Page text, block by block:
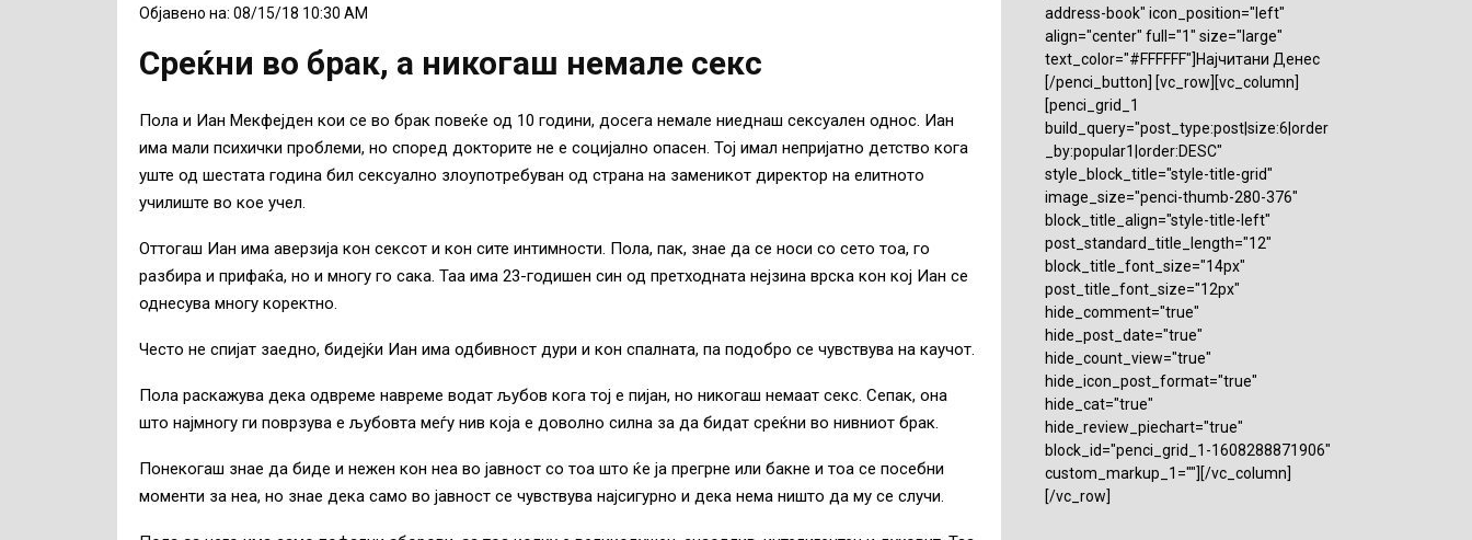
Објавено на: 08/15/18 10:30 AM
Среќни во брак, а никогаш немале секс
Пола и Иан Мекфејден кои се во брак повеќе од 10 години, досега немале ниеднаш сексуален однос. Иан
има мали психички проблеми, но според докторите не е социјално опасен. Тој имал непријатно детство кога
уште од шестата година бил сексуално злоупотребуван од страна на заменикот директор на елитното
училиште во кое учел.
Оттогаш Иан има аверзија кон сексот и кон сите интимности. Пола, пак, знае да се носи со сето тоа, го
разбира и прифаќа, но и многу го сака. Таа има 23-годишен син од претходната нејзина врска кон кој Иан се
однесува многу коректно.
Често не спијат заедно, бидејќи Иан има одбивност дури и кон спалната, па подобро се чувствува на каучот.
Пола раскажува дека одвреме навреме водат љубов кога тој е пијан, но никогаш немаат секс. Сепак, она
што најмногу ги поврзува е љубовта меѓу нив која е доволно силна за да бидат среќни во нивниот брак.
Понекогаш знае да биде и нежен кон неа во јавност со тоа што ќе ја прегрне или бакне и тоа се посебни
моменти за неа, но знае дека само во јавност се чувствува најсигурно и дека нема ништо да му се случи.
address-book" icon_position="left"
align="center" full="1" size="large"
text_color="#FFFFFF"]Најчитани Денес
[/penci_button] [vc_row][vc_column]
[penci_grid_1
build_query="post_type:post|size:6|order
_by:popular1|order:DESC"
style_block_title="style-title-grid"
image_size="penci-thumb-280-376"
block_title_align="style-title-left"
post_standard_title_length="12"
block_title_font_size="14px"
post_title_font_size="12px"
hide_comment="true"
hide_post_date="true"
hide_count_view="true"
hide_icon_post_format="true"
hide_cat="true"
hide_review_piechart="true"
block_id="penci_grid_1-1608288871906"
custom_markup_1=""][/vc_column]
[/vc_row]